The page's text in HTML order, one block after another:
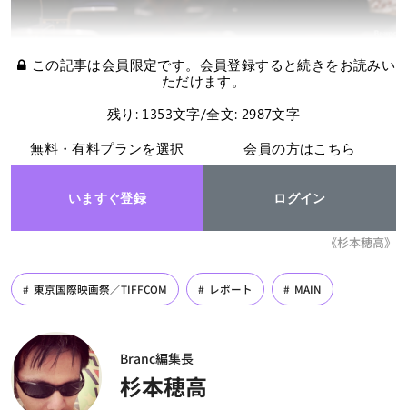
この記事は会員限定です。会員登録すると続きをお読みい
ただけます。
残り: 1353文字/全文: 2987文字
無料・有料プランを選択
いますぐ登録
会員の方はこちら
ログイン
《杉本穂高》
東京国際映画祭／TIFFCOM レポート MAIN
Branc編集長
杉本穂高